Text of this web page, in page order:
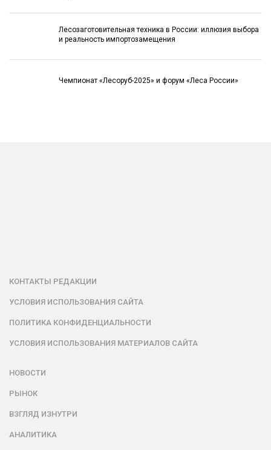
Лесозаготовительная техника в России: иллюзия выбора
и реальность импортозамещения
Чемпионат «Лесоруб-2025» и форум «Леса России»
КОНТАКТЫ РЕДАКЦИИ
УСЛОВИЯ ИСПОЛЬЗОВАНИЯ САЙТА
ПОЛИТИКА КОНФИДЕНЦИАЛЬНОСТИ
УСЛОВИЯ ИСПОЛЬЗОВАНИЯ МАТЕРИАЛОВ САЙТА
НОВОСТИ
РЫНОК
ВЗГЛЯД ИЗНУТРИ
АНАЛИТИКА